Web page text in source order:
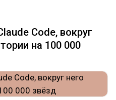
Code, вокруг
на 100 000